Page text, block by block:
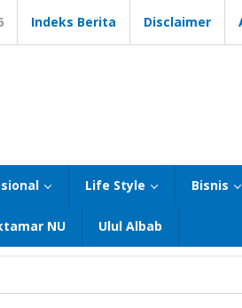
Indeks Berita Disclaimer
Life Style Bisnis
NU Ulul Albab